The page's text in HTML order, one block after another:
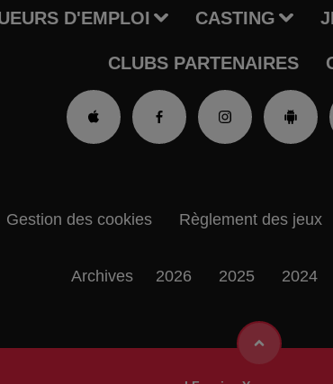
D'EMPLOI CASTING
CLUBS PARTENAIRES
Gestion des cookies Règlement des jeux
Archives 2026 2025 2024